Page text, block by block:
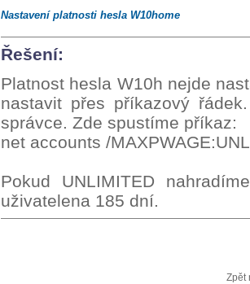
Nastavení platnosti hesla W10home
Řešení:
Platnost hesla W10h nejde
nastavit přes příkazový
správce. Zde spustíme příkaz:
net accounts /
Pokud UNLIMITED
uživatelena 185 dní.
Zpět